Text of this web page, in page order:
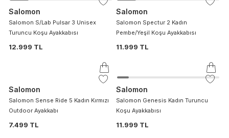
Salomon
Salomon S/Lab Pulsar 3 Unisex
Turuncu Koşu Ayakkabısı
12.999 TL
Salomon
Salomon Spectur 2 Kadın
Pembe/Yeşil Koşu Ayakkabısı
11.999 TL
Salomon
Salomon Sense Ride 5 Kadın Kırmızı
Outdoor Ayakkabı
7.499 TL
Salomon
Salomon Genesis Kadın Turuncu
Koşu Ayakkabısı
11.999 TL